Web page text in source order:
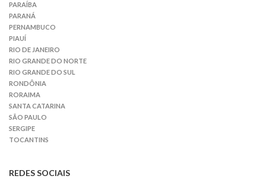
PARAÍBA
PARANÁ
PERNAMBUCO
PIAUÍ
RIO DE JANEIRO
RIO GRANDE DO NORTE
RIO GRANDE DO SUL
RONDÔNIA
RORAIMA
SANTA CATARINA
SÃO PAULO
SERGIPE
TOCANTINS
REDES SOCIAIS